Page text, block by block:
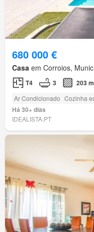
680 000 €
Casa em Corroios,
T4 3 203
Ar Condicionado Cozinha
Há 30+ dias
IDEALISTA.PT